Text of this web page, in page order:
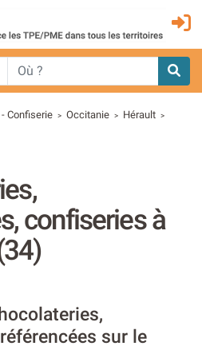
Confiserie > Occitanie > Hérault >
confiseries à
sur le